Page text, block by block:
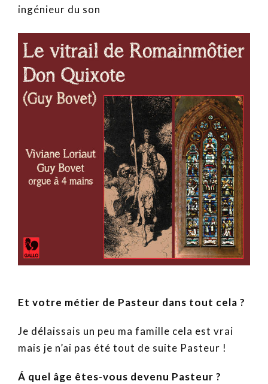
ingénieur du son
Et votre métier de Pasteur dans tout cela ?
Je délaissais un peu ma famille cela est vrai
mais je n’ai pas été tout de suite Pasteur !
Á quel âge êtes-vous devenu Pasteur ?